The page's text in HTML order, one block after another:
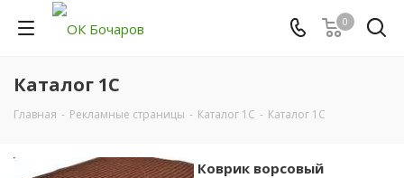
0
Каталог 1С
Главная - Рекламные страницы - Каталог 1С - Каталог 1С
Коврик ворсовый